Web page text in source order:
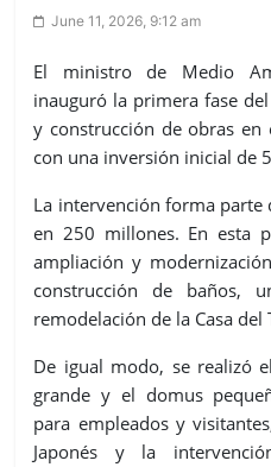
June 11, 2026, 9:12 am
El ministro de Medio
inauguró la primera fase
y construcción de obras en
con una inversión inicial de
La intervención forma
en 250 millones. En esta
ampliación y
construcción de baños,
remodelación de la Casa del
De igual modo, se realizó
grande y el domus
para empleados y
Japonés y la